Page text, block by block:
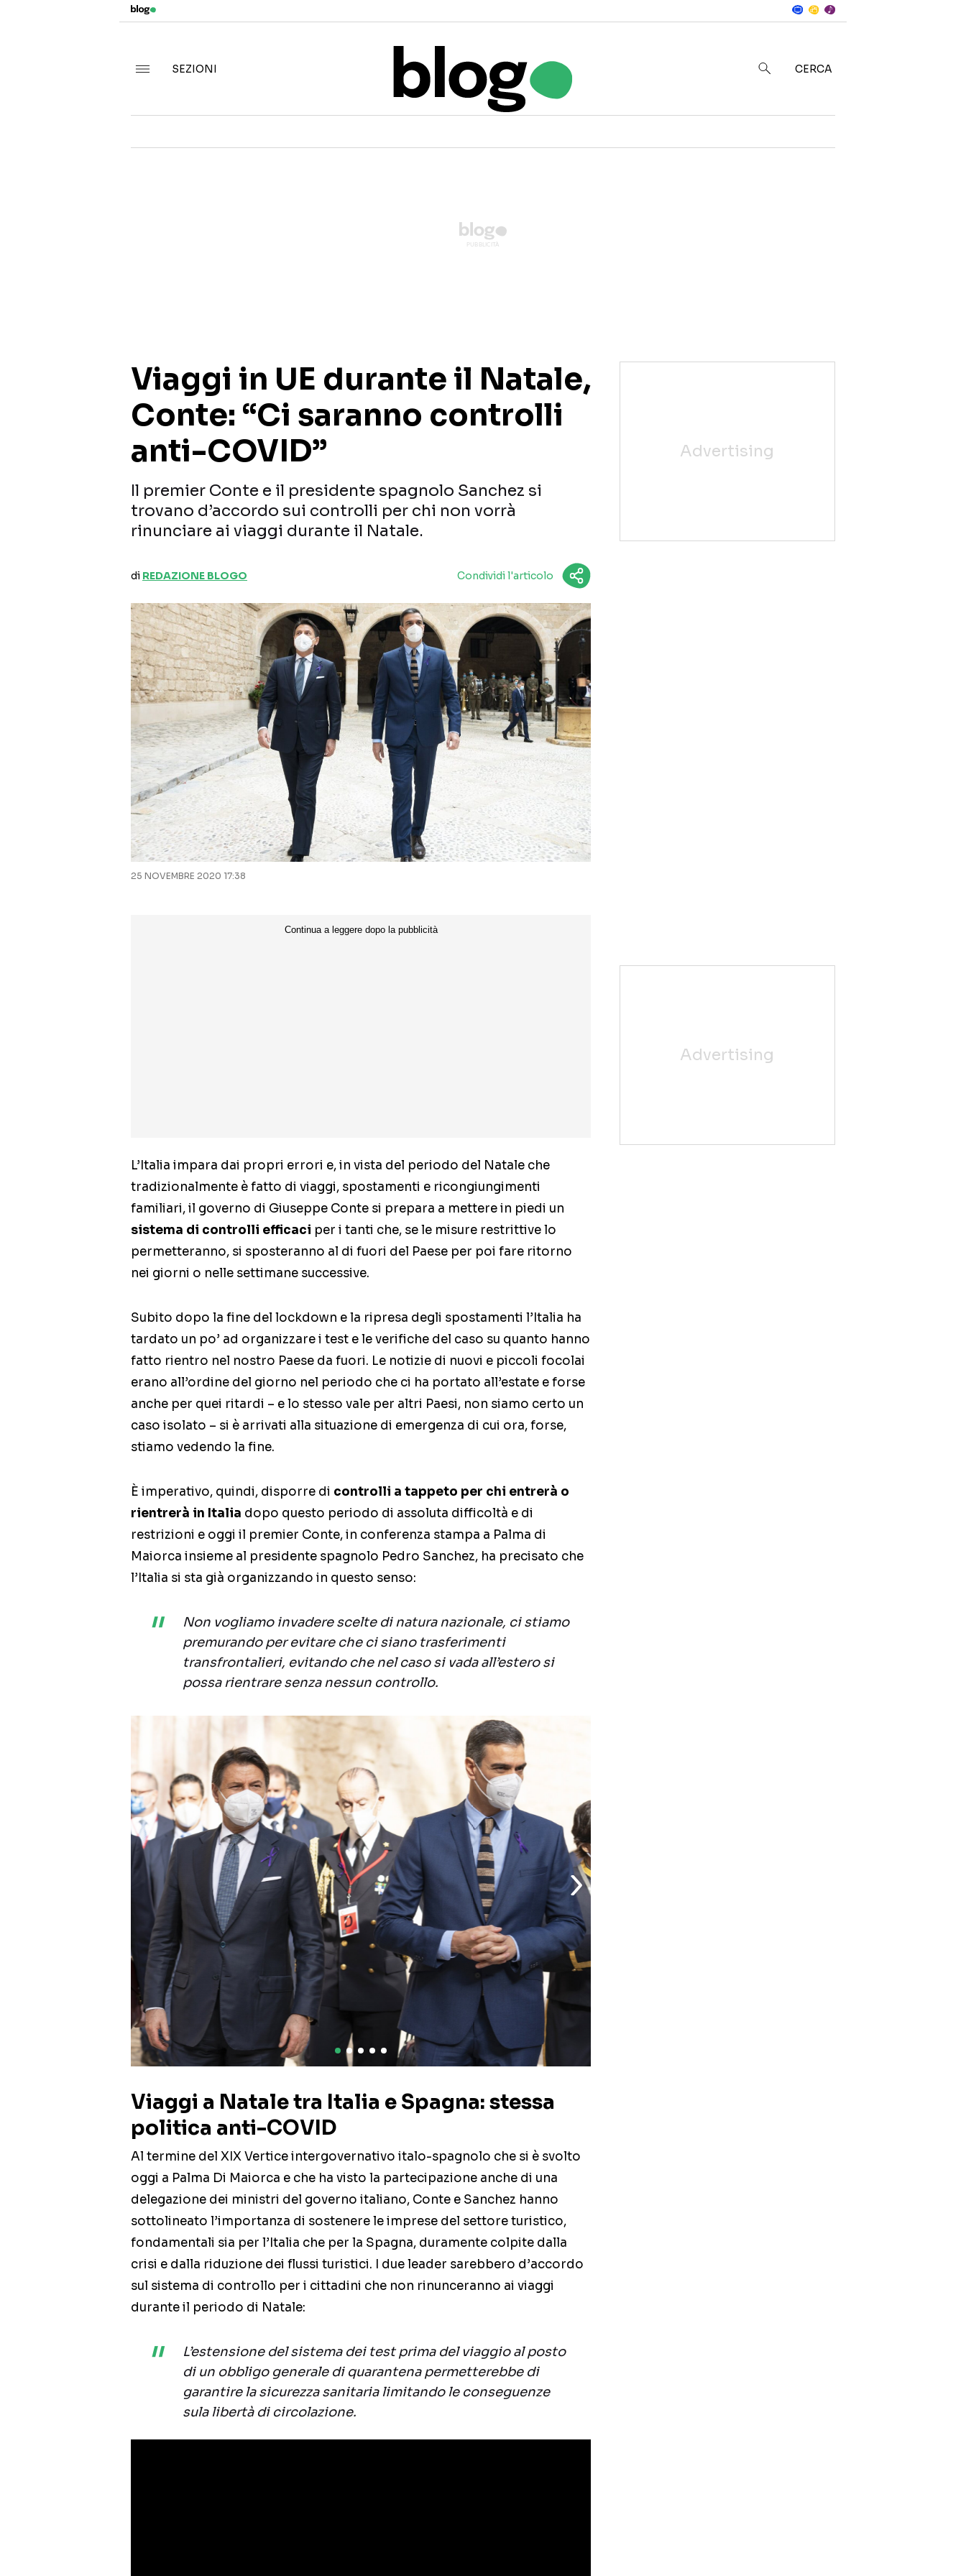
SEZIONI
CERCA
Viaggi in UE durante il Natale,
Conte: “Ci saranno controlli
anti-COVID”
Il premier Conte e il presidente spagnolo Sanchez si
trovano d’accordo sui controlli per chi non vorrà
rinunciare ai viaggi durante il Natale.
di REDAZIONE BLOGO Condividi l'articolo
25 NOVEMBRE 2020 17:38
L’Italia impara dai propri errori e, in vista del periodo del Natale che
tradizionalmente è fatto di viaggi, spostamenti e ricongiungimenti
familiari, il governo di Giuseppe Conte si prepara a mettere in piedi un
sistema di controlli efficaci per i tanti che, se le misure restrittive lo
permetteranno, si sposteranno al di fuori del Paese per poi fare ritorno
nei giorni o nelle settimane successive.
Subito dopo la fine del lockdown e la ripresa degli spostamenti l’Italia ha
tardato un po’ ad organizzare i test e le verifiche del caso su quanto hanno
fatto rientro nel nostro Paese da fuori. Le notizie di nuovi e piccoli focolai
erano all’ordine del giorno nel periodo che ci ha portato all’estate e forse
anche per quei ritardi – e lo stesso vale per altri Paesi, non siamo certo un
caso isolato – si è arrivati alla situazione di emergenza di cui ora, forse,
stiamo vedendo la fine.
È imperativo, quindi, disporre di controlli a tappeto per chi entrerà o
rientrerà in Italia dopo questo periodo di assoluta difficoltà e di
restrizioni e oggi il premier Conte, in conferenza stampa a Palma di
Maiorca insieme al presidente spagnolo Pedro Sanchez, ha precisato che
l’Italia si sta già organizzando in questo senso:
Non vogliamo invadere scelte di natura nazionale, ci stiamo
premurando per evitare che ci siano trasferimenti
transfrontalieri, evitando che nel caso si vada all’estero si
possa rientrare senza nessun controllo.
Viaggi a Natale tra Italia e Spagna: stessa
politica anti-COVID
Al termine del XIX Vertice intergovernativo italo-spagnolo che si è svolto
oggi a Palma Di Maiorca e che ha visto la partecipazione anche di una
delegazione dei ministri del governo italiano, Conte e Sanchez hanno
sottolineato l’importanza di sostenere le imprese del settore turistico,
fondamentali sia per l’Italia che per la Spagna, duramente colpite dalla
crisi e dalla riduzione dei flussi turistici. I due leader sarebbero d’accordo
sul sistema di controllo per i cittadini che non rinunceranno ai viaggi
durante il periodo di Natale:
L’estensione del sistema dei test prima del viaggio al posto
di un obbligo generale di quarantena permetterebbe di
garantire la sicurezza sanitaria limitando le conseguenze
sula libertà di circolazione.